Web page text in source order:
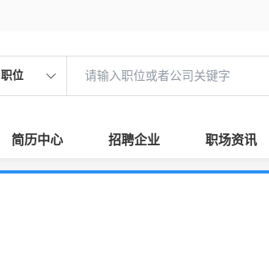
职位
简历中心 招聘企业 职场资讯